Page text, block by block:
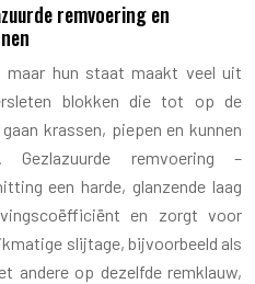
remvoering en
maar hun staat maakt veel uit
blokken die tot op de
krassen, piepen en kunnen
Gezlazuurde remvoering –
een harde, glanzende laag
en zorgt voor
slijtage, bijvoorbeeld als
andere op dezelfde remklauw,